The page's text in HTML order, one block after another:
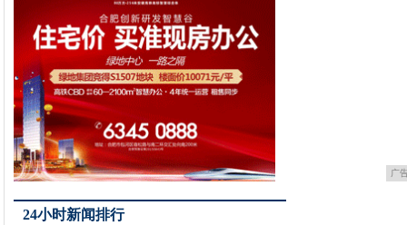
广
24小时新闻排行